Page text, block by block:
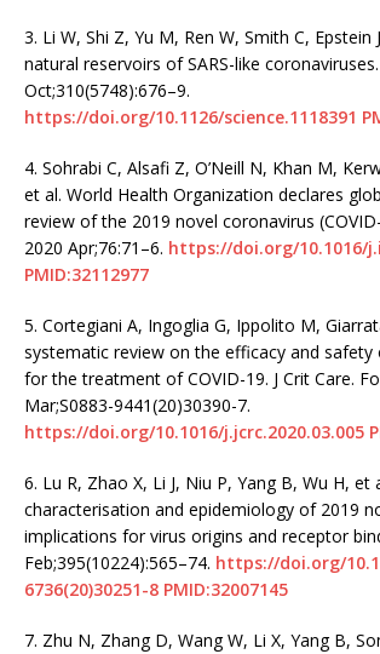
3. Li W, Shi Z, Yu M, Ren W, Smith C, Epstein
natural reservoirs of SARS-like
Oct;310(5748):676–9.
https://doi.org/10.1126/science.1118391
4. Sohrabi C, Alsafi Z, O’Neill N, Khan M,
et al. World Health Organization declares
review of the 2019 novel coronavirus
2020 Apr;76:71–6. https://doi.org/10.1016/
PMID:32112977
5. Cortegiani A, Ingoglia G, Ippolito M,
systematic review on the efficacy and safety
for the treatment of COVID-19. J Crit Care.
Mar;S0883-9441(20)30390-7.
https://doi.org/10.1016/j.jcrc.2020.03.005
6. Lu R, Zhao X, Li J, Niu P, Yang B, Wu H, et
characterisation and epidemiology of 2019
implications for virus origins and receptor
Feb;395(10224):565–74. https://doi.org/
6736(20)30251-8 PMID:32007145
7. Zhu N, Zhang D, Wang W, Li X, Yang B,